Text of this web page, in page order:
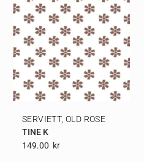
SERVIETT, OLD ROSE
TINE K
149.00 Kr